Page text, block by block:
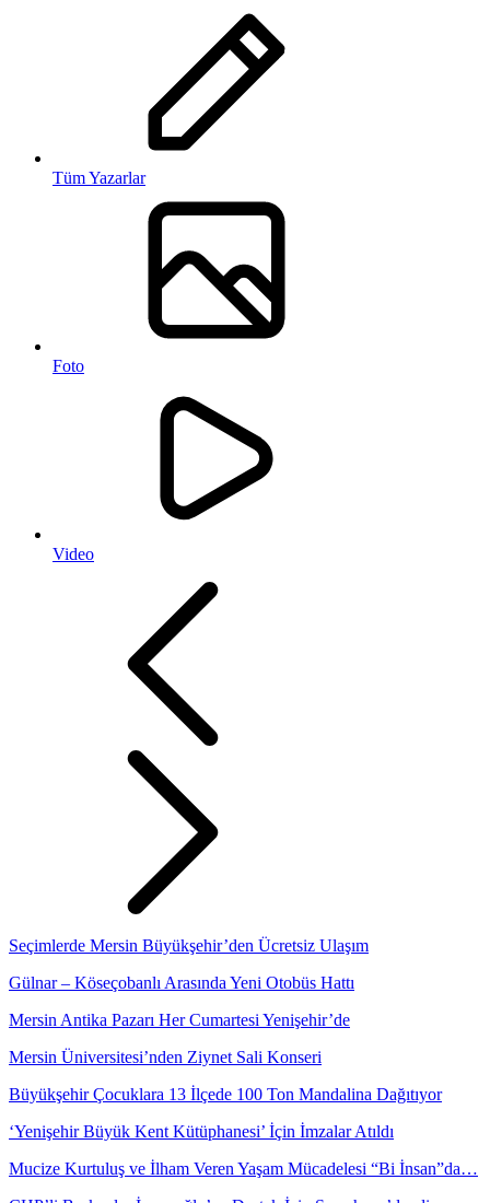
Tüm Yazarlar
Foto
Video
Seçimlerde Mersin Büyükşehir’den Ücretsiz Ulaşım
Gülnar – Köseçobanlı Arasında Yeni Otobüs Hattı
Mersin Antika Pazarı Her Cumartesi Yenişehir’de
Mersin Üniversitesi’nden Ziynet Sali Konseri
Büyükşehir Çocuklara 13 İlçede 100 Ton Mandalina Dağıtıyor
‘Yenişehir Büyük Kent Kütüphanesi’ İçin İmzalar Atıldı
Mucize Kurtuluş ve İlham Veren Yaşam Mücadelesi “Bi İnsan”da…